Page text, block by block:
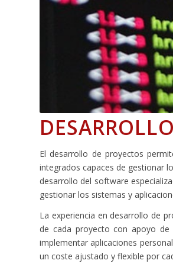
El desarrollo de proyectos
integrados capaces de gestionar
desarrollo del software
gestionar los sistemas y
La experiencia en desarrollo de
de cada proyecto con apoyo
implementar aplicaciones
un coste ajustado y flexible por